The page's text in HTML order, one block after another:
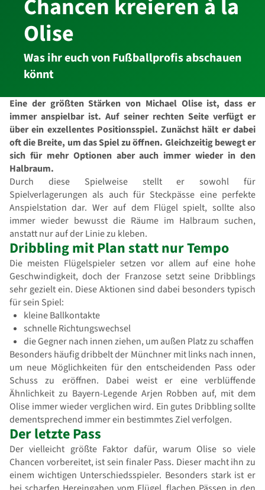
Chancen kreieren à la
Olise
Was ihr euch von Fußballprofis abschauen
könnt
Eine der größten Stärken von Michael Olise ist, dass er
immer anspielbar ist. Auf seiner rechten Seite verfügt er
über ein exzellentes Positionsspiel. Zunächst hält er dabei
oft die Breite, um das Spiel zu öffnen. Gleichzeitig bewegt er
sich für mehr Optionen aber auch immer wieder in den
Halbraum.
Durch diese Spielweise stellt er sowohl für
Spielverlagerungen als auch für Steckpässe eine perfekte
Anspielstation dar. Wer auf dem Flügel spielt, sollte also
immer wieder bewusst die Räume im Halbraum suchen,
anstatt nur auf der Linie zu kleben.
Dribbling mit Plan statt nur Tempo
Die meisten Flügelspieler setzen vor allem auf eine hohe
Geschwindigkeit, doch der Franzose setzt seine Dribblings
sehr gezielt ein. Diese Aktionen sind dabei besonders typisch
für sein Spiel:
kleine Ballkontakte
schnelle Richtungswechsel
die Gegner nach innen ziehen, um außen Platz zu schaffen
Besonders häufig dribbelt der Münchner mit links nach innen,
um neue Möglichkeiten für den entscheidenden Pass oder
Schuss zu eröffnen. Dabei weist er eine verblüffende
Ähnlichkeit zu Bayern-Legende Arjen Robben auf, mit dem
Olise immer wieder verglichen wird. Ein gutes Dribbling sollte
dementsprechend immer ein bestimmtes Ziel verfolgen.
Der letzte Pass
Der vielleicht größte Faktor dafür, warum Olise so viele
Chancen vorbereitet, ist sein finaler Pass. Dieser macht ihn zu
einem wichtigen Unterschiedsspieler. Besonders stark ist er